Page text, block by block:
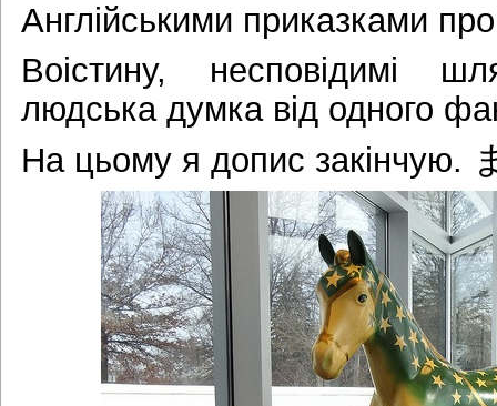
Англійськими приказками
Воістину, несповідимі
людська думка від одного
На цьому я допис закінчую.